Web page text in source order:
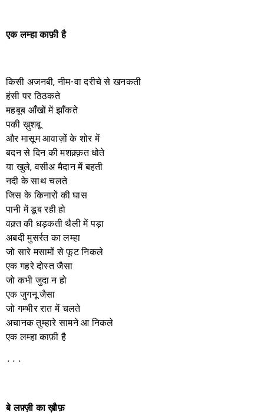
एक लम्हा काफ़ी है
किसी अजनबी, नीम-वा दरीचे से खनकती
हंसी पर ठिठकते
महबूब आँखों में झाँकते
पकी ख़ुशबू
और मासूम आवाज़ों के शोर में
बदन से दिन की मशक़्क़त धोते
या खुले, वसीअ मैदान में बहती
नदी के साथ चलते
जिस के किनारों की घास
पानी में डूब रही हो
वक़्त की धड़कती थैली में पड़ा
अबदी मुसर्रत का लम्हा
जो सारे मसामों से फूट निकले
एक गहरे दोस्त जैसा
जो कभी जुदा न हो
एक जुगनू जैसा
जो गम्भीर रात में चलते
अचानक तुम्हारे सामने आ निकले
एक लम्हा काफ़ी है
٠٠٠
बे लफ़्ज़ी का ख़ौफ़